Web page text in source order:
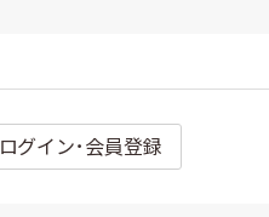
ログイン･会員登録